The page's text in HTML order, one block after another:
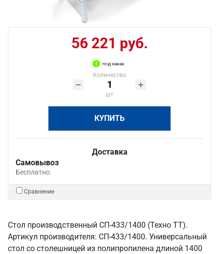
56 221 руб.
под заказ
Количество
шт
КУПИТЬ
Доставка
Самовывоз
Бесплатно.
Сравнение
Стол производственный СП-433/1400 (Техно ТТ).
Артикул производителя: СП-433/1400. Универсальный
стол со столешницей из полипропилена длиной 1400